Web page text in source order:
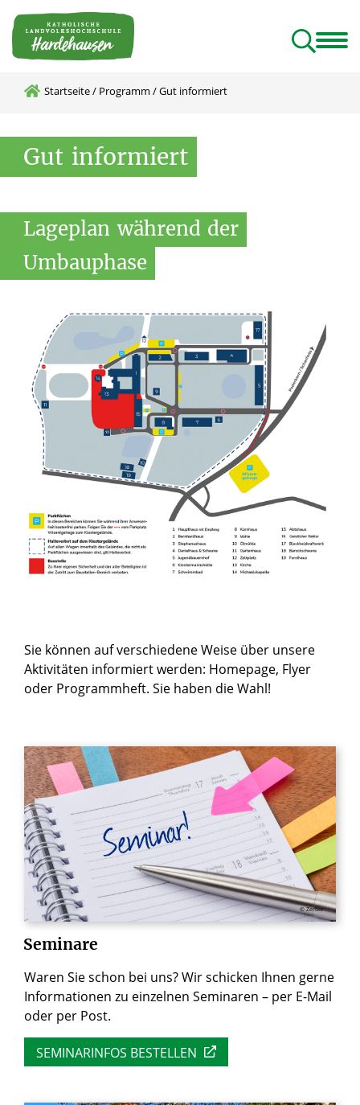
Startseite/ Programm /Gut informiert
Gut informiert
Lageplan während der
Umbauphase
Sie können auf verschiedene Weise über unsere
Aktivitäten informiert werden: Homepage, Flyer
oder Programmheft. Sie haben die Wahl!
© Zerbor
Seminare
Waren Sie schon bei uns? Wir schicken Ihnen gerne
Informationen zu einzelnen Seminaren – per E-Mail
oder per Post.
SEMINARINFOS BESTELLEN